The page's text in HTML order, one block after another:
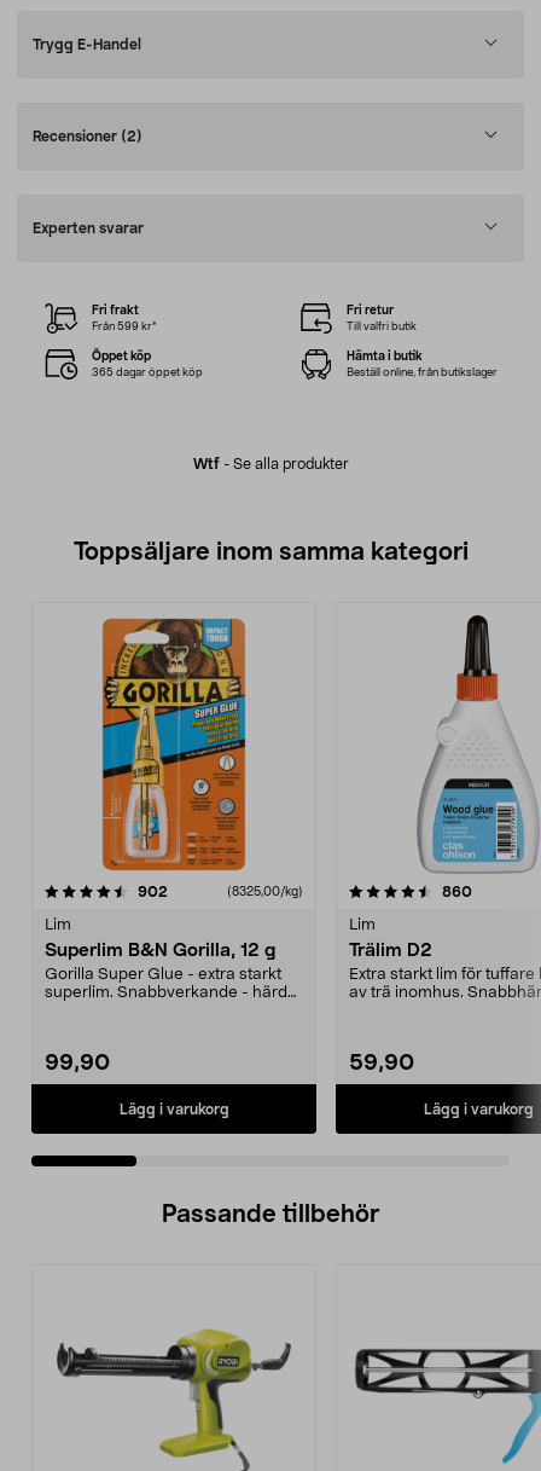
Trygg E-Handel
Recensioner (2)
Experten svarar
Wtf- Se alla produkter
Fri frakt
Från 599 kr*
Fri retur
Till valfri butik
Öppet köp
365 dagar öppet köp
Hämta i butik
Beställ online, från butikslager
Toppsäljare inom samma kategori
902 recensioner(8325,00/kg)
Lim
Superlim B&N Gorilla, 12 g
Gorilla Super Glue - extra starkt
superlim. Snabbverkande - härdar
99,90
Lägg i varukorg
4.5 av 5 stjärnor 860
Lim
Trälim D2
Extra starkt lim för tuffare
av trä inomhus.
59,90
Lägg i varukorg
4.5 av 5 stjärnor
Passande tillbehör